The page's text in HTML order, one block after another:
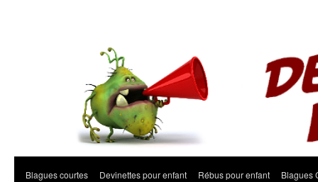
Blagues courtes Devinettes pour enfant Rébus pour enfant Blagues